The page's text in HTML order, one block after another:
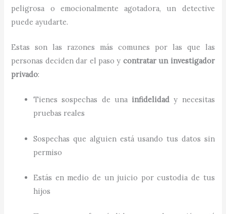
peligrosa o emocionalmente agotadora, un detective
puede ayudarte.
Estas son las razones más comunes por las que las
personas deciden dar el paso y contratar un investigador
privado:
Tienes sospechas de una infidelidad y necesitas
pruebas reales
Sospechas que alguien está usando tus datos sin
permiso
Estás en medio de un juicio por custodia de tus
hijos